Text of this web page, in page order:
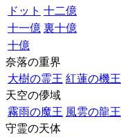
ドット 十二億
十一億 裏十億
十億
奈落の重界
大樹の霊王 紅蓮の機王
天空の儚域
霧雨の魔王 風雲の龍王
守霊の天体